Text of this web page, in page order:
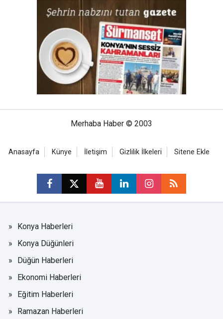
Merhaba Haber © 2003
Anasayfa Künye İletişim Gizlilik İlkeleri Sitene Ekle
Konya Haberleri
Konya Düğünleri
Düğün Haberleri
Ekonomi Haberleri
Eğitim Haberleri
Ramazan Haberleri